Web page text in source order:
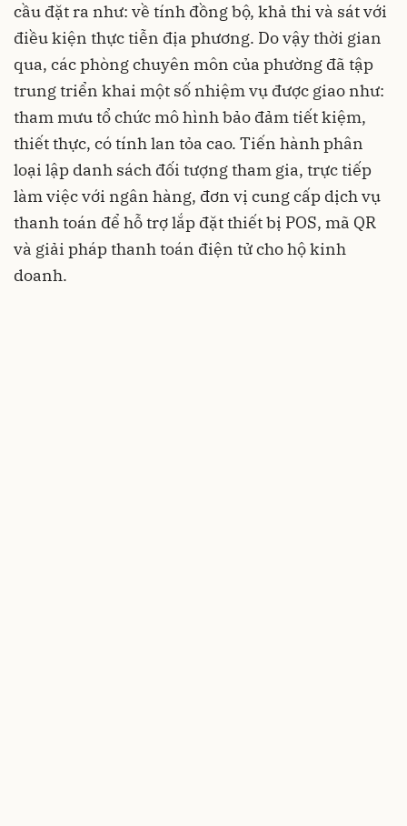
cầu đặt ra như: về tính đồng bộ, khả thi và sát với
điều kiện thực tiễn địa phương. Do vậy thời gian
qua, các phòng chuyên môn của phường đã tập
trung triển khai một số nhiệm vụ được giao như:
tham mưu tổ chức mô hình bảo đảm tiết kiệm,
thiết thực, có tính lan tỏa cao. Tiến hành phân
loại lập danh sách đối tượng tham gia, trực tiếp
làm việc với ngân hàng, đơn vị cung cấp dịch vụ
thanh toán để hỗ trợ lắp đặt thiết bị POS, mã QR
và giải pháp thanh toán điện tử cho hộ kinh
doanh.